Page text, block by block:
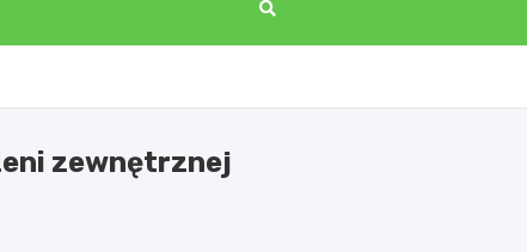
zewnętrznej